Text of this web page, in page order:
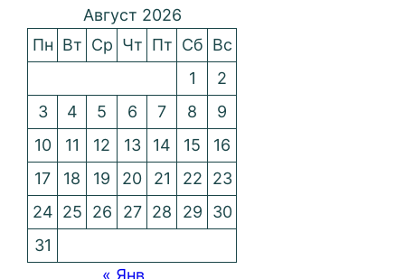
Август 2026
Пн Вт Ср Чт Пт Сб Вс
1
2
3
4 5 6 7 8
9
10
11 12 13 14 15
16
17
18 19 20 21 22
23
24 25 26 27 28 29
30
31